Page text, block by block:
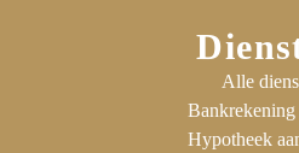
Alle
Bankrekening
Hypotheek